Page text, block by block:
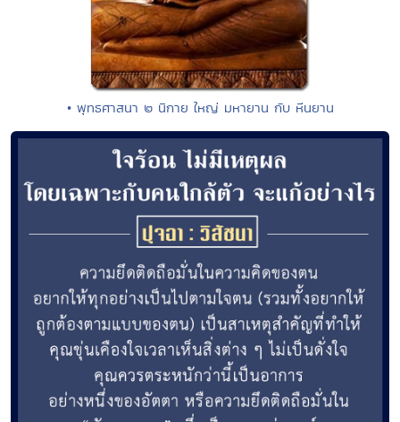
• พุทธศาสนา ๒ นิกาย ใหญ่ มหายาน กับ หีนยาน